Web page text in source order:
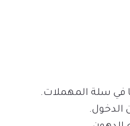
في سلة المهملات.
الدخول.